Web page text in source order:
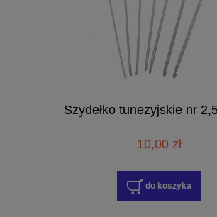
Szydełko tunezyjskie nr
10,00 zł
do koszyka